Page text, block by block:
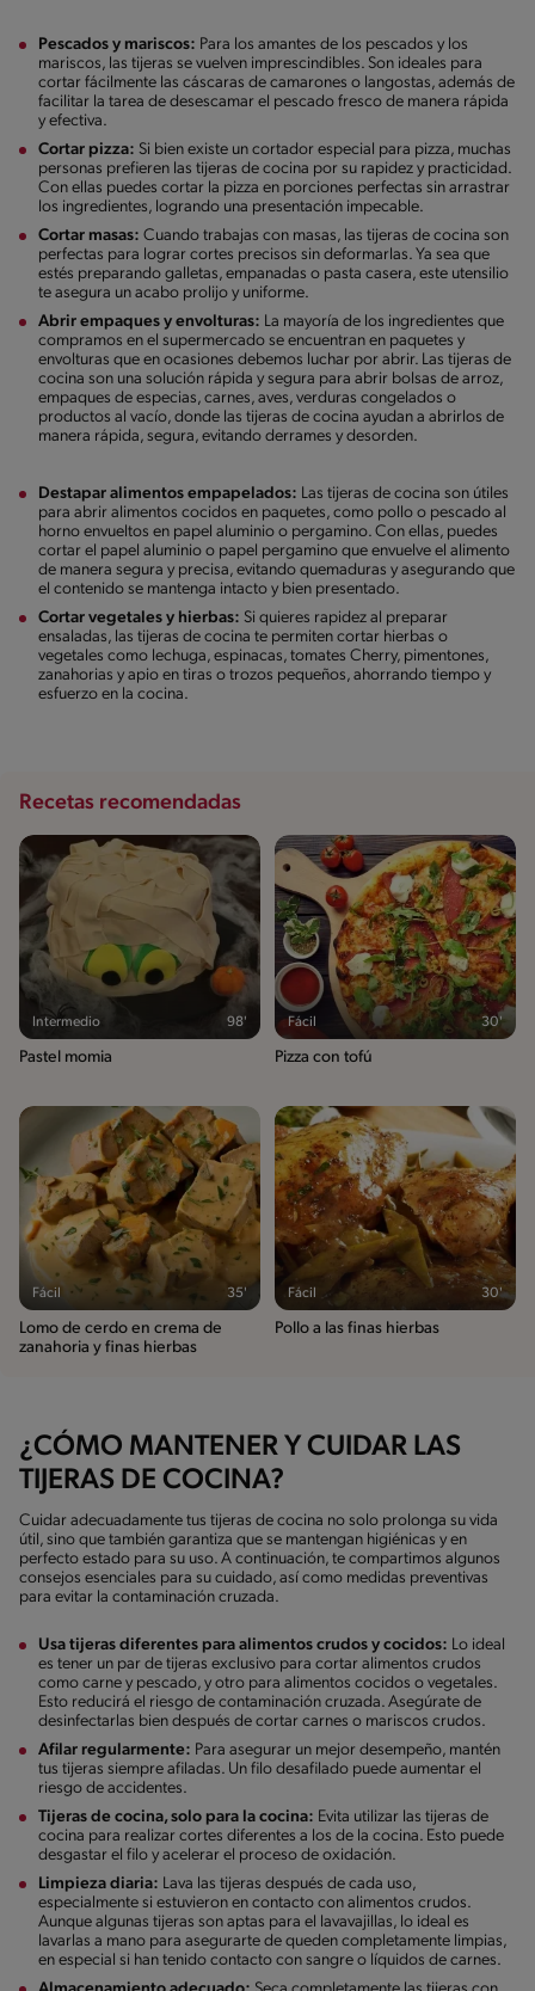
Pescados y mariscos: Para los amantes de los pescados y los
mariscos, las tijeras se vuelven imprescindibles. Son ideales para
cortar fácilmente las cáscaras de camarones o langostas, además de
facilitar la tarea de desescamar el pescado fresco de manera rápida
y efectiva.
Cortar pizza: Si bien existe un cortador especial para pizza, muchas
personas prefieren las tijeras de cocina por su rapidez y practicidad.
Con ellas puedes cortar la pizza en porciones perfectas sin arrastrar
los ingredientes, logrando una presentación impecable.
Cortar masas: Cuando trabajas con masas, las tijeras de cocina son
perfectas para lograr cortes precisos sin deformarlas. Ya sea que
estés preparando galletas, empanadas o pasta casera, este utensilio
te asegura un acabo prolijo y uniforme.
Abrir empaques y envolturas: La mayoría de los ingredientes que
compramos en el supermercado se encuentran en paquetes y
envolturas que en ocasiones debemos luchar por abrir. Las tijeras de
cocina son una solución rápida y segura para abrir bolsas de arroz,
empaques de especias, carnes, aves, verduras congelados o
productos al vacío, donde las tijeras de cocina ayudan a abrirlos de
manera rápida, segura, evitando derrames y desorden.
Destapar alimentos empapelados: Las tijeras de cocina son útiles
para abrir alimentos cocidos en paquetes, como pollo o pescado al
horno envueltos en papel aluminio o pergamino. Con ellas, puedes
cortar el papel aluminio o papel pergamino que envuelve el alimento
de manera segura y precisa, evitando quemaduras y asegurando que
el contenido se mantenga intacto y bien presentado.
Cortar vegetales y hierbas: Si quieres rapidez al preparar
ensaladas, las tijeras de cocina te permiten cortar hierbas o
vegetales como lechuga, espinacas, tomates Cherry, pimentones,
zanahorias y apio en tiras o trozos pequeños, ahorrando tiempo y
esfuerzo en la cocina.
Recetas recomendadas
Intermedio 98'
Pastel momia
Fácil 30'
Pizza con tofú
Fácil 35'
Lomo de cerdo en crema de
zanahoria y finas hierbas
Fácil 30'
Pollo a las finas hierbas
¿CÓMO MANTENER Y CUIDAR LAS
TIJERAS DE COCINA?
Cuidar adecuadamente tus tijeras de cocina no solo prolonga su vida
útil, sino que también garantiza que se mantengan higiénicas y en
perfecto estado para su uso. A continuación, te compartimos algunos
consejos esenciales para su cuidado, así como medidas preventivas
para evitar la contaminación cruzada.
Usa tijeras diferentes para alimentos crudos y cocidos: Lo ideal
es tener un par de tijeras exclusivo para cortar alimentos crudos
como carne y pescado, y otro para alimentos cocidos o vegetales.
Esto reducirá el riesgo de contaminación cruzada. Asegúrate de
desinfectarlas bien después de cortar carnes o mariscos crudos.
Afilar regularmente: Para asegurar un mejor desempeño, mantén
tus tijeras siempre afiladas. Un filo desafilado puede aumentar el
riesgo de accidentes.
Tijeras de cocina, solo para la cocina: Evita utilizar las tijeras de
cocina para realizar cortes diferentes a los de la cocina. Esto puede
desgastar el filo y acelerar el proceso de oxidación.
Limpieza diaria: Lava las tijeras después de cada uso,
especialmente si estuvieron en contacto con alimentos crudos.
Aunque algunas tijeras son aptas para el lavavajillas, lo ideal es
lavarlas a mano para asegurarte de queden completamente limpias,
en especial si han tenido contacto con sangre o líquidos de carnes.